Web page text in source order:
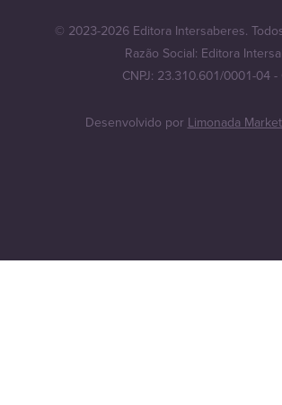
© 2023-2026 Editora Intersaberes.
Razão Social: Editora
CNPJ: 23.310.601/0001-04 -
Desenvolvido por Limonada